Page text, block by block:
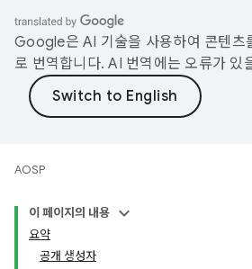
Google은 AI 기술을 사용하여 콘텐츠
로 번역합니다. AI 번역에는 오류가 있
AOSP
이 페이지의 내용
요약
공개 생성자